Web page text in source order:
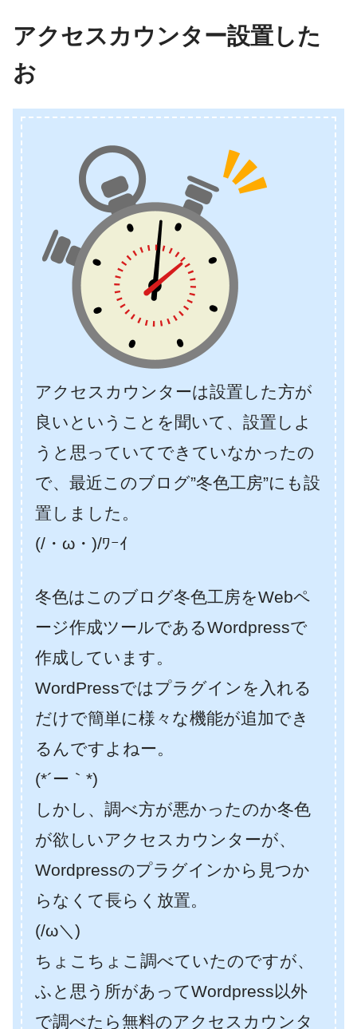
アクセスカウンター設置した
お
アクセスカウンターは設置した方が
良いということを聞いて、設置しよ
うと思っていてできていなかったの
で、最近このブログ”冬色工房”にも設
置しました。
(/・ω・)/ﾜｰｲ
冬色はこのブログ冬色工房をWebペ
ージ作成ツールであるWordpressで
作成しています。
WordPressではプラグインを入れる
だけで簡単に様々な機能が追加でき
るんですよねー。
(*´ー｀*)
しかし、調べ方が悪かったのか冬色
が欲しいアクセスカウンターが、
Wordpressのプラグインから見つか
らなくて長らく放置。
(/ω＼)
ちょこちょこ調べていたのですが、
ふと思う所があってWordpress以外
で調べたら無料のアクセスカウンタ